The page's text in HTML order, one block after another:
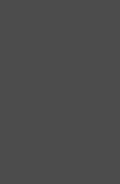
Hilfe
Vorgang
Daten
Anpassung oder
der
Verknüpfung,